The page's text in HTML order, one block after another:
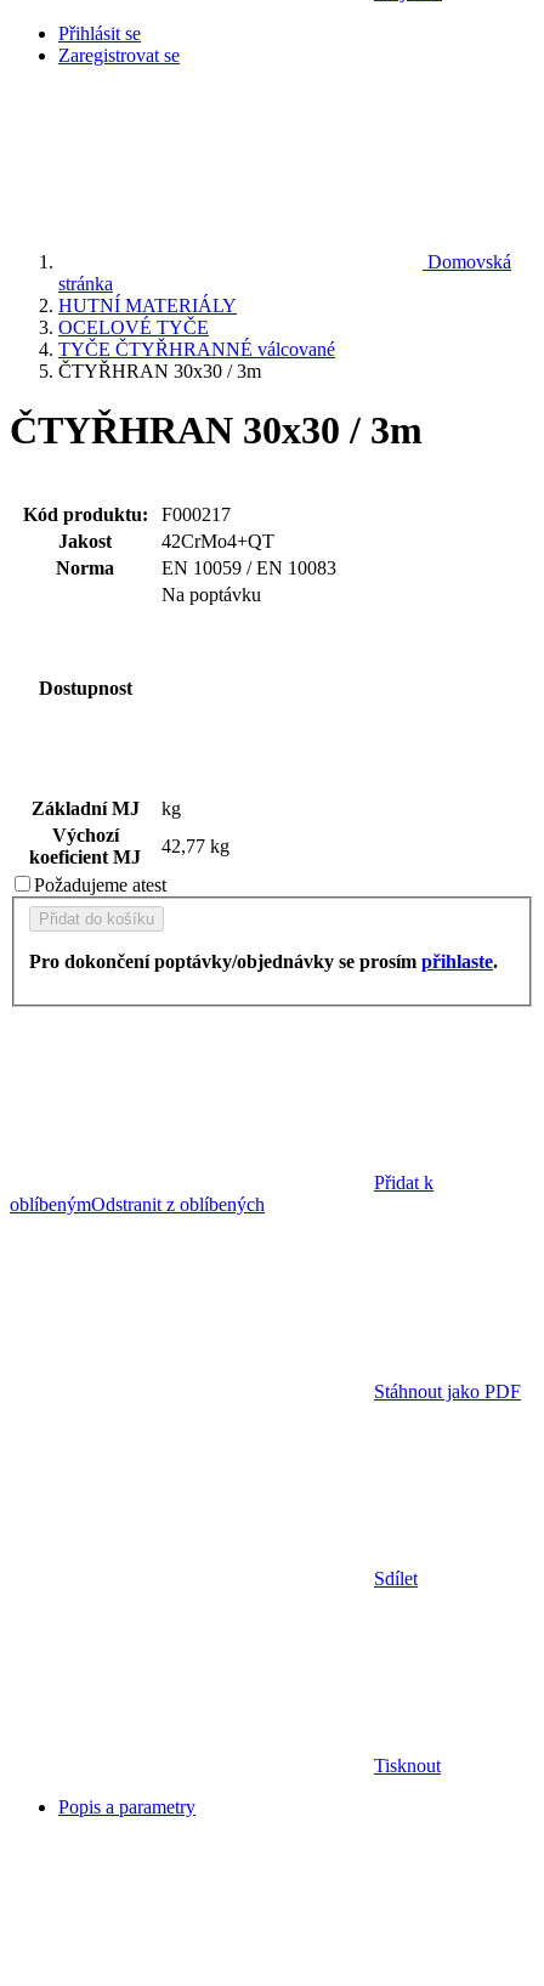
Přihlásit se
Zaregistrovat se
Domovská
stránka
HUTNÍ MATERIÁLY
OCELOVÉ TYČE
TYČE ČTYŘHRANNÉ válcované
ČTYŘHRAN 30x30 / 3m
ČTYŘHRAN 30x30 / 3m
Kód produktu:
F000217
Jakost
42CrMo4+QT
Norma
EN 10059 / EN 10083
Dostupnost
Na poptávku
Základní MJ
kg
Výchozí
koeficient MJ
42,77 kg
Požadujeme atest
Přidat do košíku
Pro dokončení poptávky/objednávky se prosím přihlaste.
Přidat k
oblíbenýmOdstranit z oblíbených
Stáhnout jako PDF
Sdílet
Tisknout
Popis a parametry